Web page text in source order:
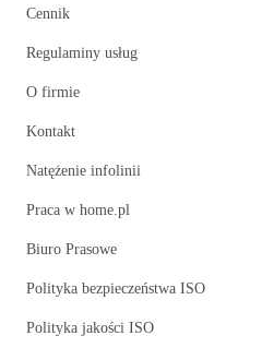
Cennik
Regulaminy usług
O firmie
Kontakt
Natężenie infolinii
Praca w home.pl
Biuro Prasowe
Polityka bezpieczeństwa ISO
Polityka jakości ISO